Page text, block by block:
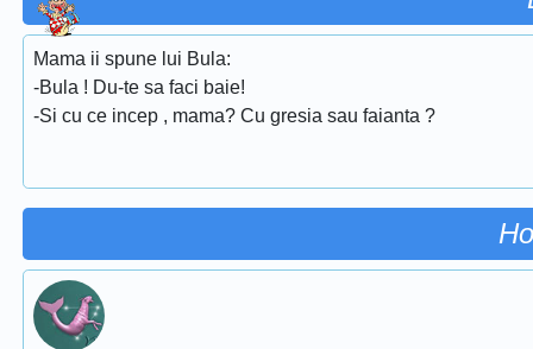
Mama ii spune lui Bula:
-Bula ! Du-te sa faci baie!
-Si cu ce incep , mama? Cu gresia sau faianta ?